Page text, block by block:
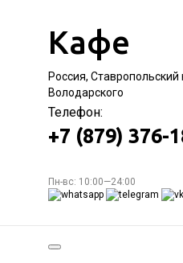
Кафе
Россия,
Володарского
Телефон:
+7 (879) 376-
Пн-вс: 10:00—24:00